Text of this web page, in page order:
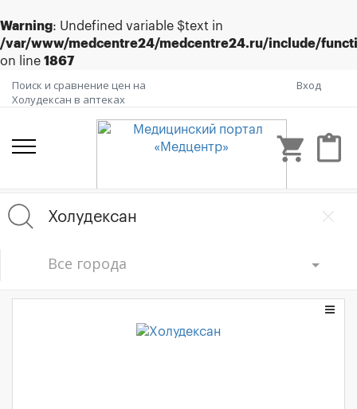
Warning: Undefined variable $text in
/var/www/medcentre24/medcentre24.ru/include/
on line 1867
Поиск и сравнение цен на
Холудексан в аптеках
Вход
shopping_cart content_paste
Все города